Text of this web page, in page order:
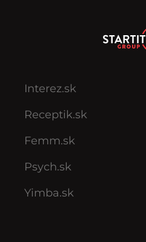
Interez.sk
Receptik.sk
Femm.sk
Psych.sk
Yimba.sk